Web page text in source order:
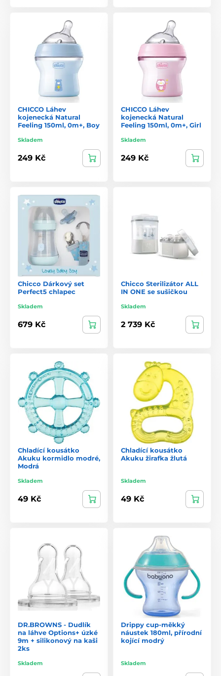
CHICCO Láhev
kojenecká Natural
Feeling 150ml, 0m+, Boy
Skladem
249 Kč
CHICCO Láhev
kojenecká Natural
Feeling 150ml, 0m+, Girl
Skladem
249 Kč
Chicco Dárkový set
Perfect5 chlapec
Skladem
679 Kč
Chicco Sterilizátor ALL
IN ONE se sušičkou
Skladem
2 739 Kč
Chladící kousátko
Akuku kormidlo modré,
Modrá
Skladem
49 Kč
Chladící kousátko
Akuku žirafka žlutá
Skladem
49 Kč
DR.BROWNS - Dudlík
na láhve Options+ úzké
9m + silikonový na kaši
2ks
Skladem
Drippy cup-měkký
náustek 180ml, přírodní
kojící modrý
Skladem